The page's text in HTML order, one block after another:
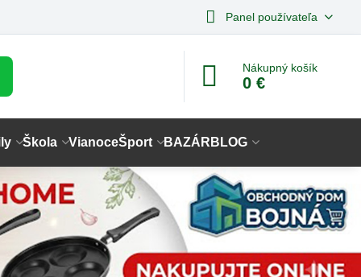
Panel používateľa
Nákupný košík
0 €
Škola VianoceŠport BAZÁR BLOG